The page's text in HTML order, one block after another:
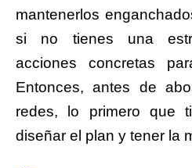
mantenerlos
si no tienes una
acciones concretas
Entonces, antes de
redes, lo primero que
diseñar el plan y tener la